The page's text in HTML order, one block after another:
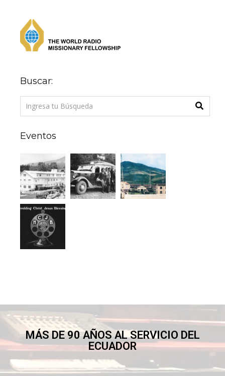
Buscar:
Eventos
MÁS DE 90 AÑOS AL SERVICIO DEL
ECUADOR